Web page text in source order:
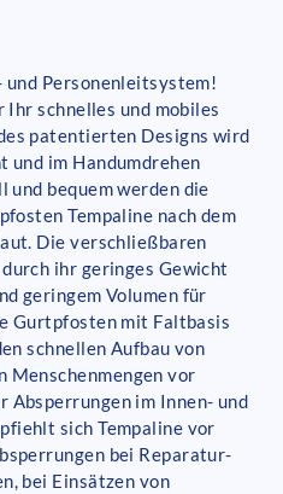
Personenleitsystem!
Ihr schnelles und mobiles
patentierten Designs wird
und im Handumdrehen
und bequem werden die
Tempaline nach dem
Die verschließbaren
ihr geringes Gewicht
geringem Volumen für
Gurtpfosten mit Faltbasis
schnellen Aufbau von
Menschenmengen vor
Absperrungen im Innen- und
sich Tempaline vor
bei Reparatur-
bei Einsätzen von